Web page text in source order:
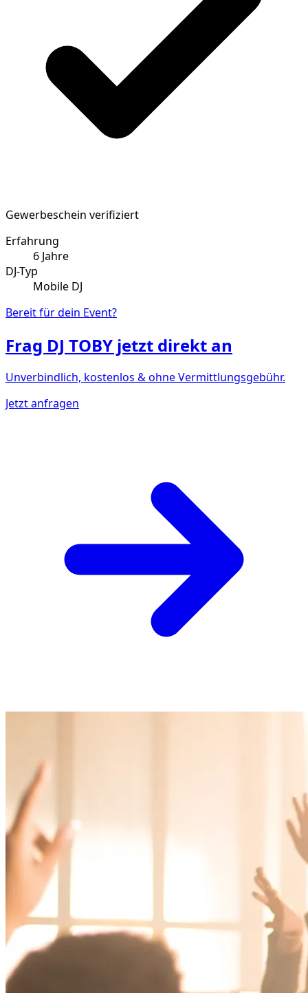
Gewerbeschein verifiziert
Erfahrung
6 Jahre
DJ-Typ
Mobile DJ
Bereit für dein Event?
Frag DJ TOBY jetzt direkt an
Unverbindlich, kostenlos & ohne Vermittlungsgebühr.
Jetzt anfragen